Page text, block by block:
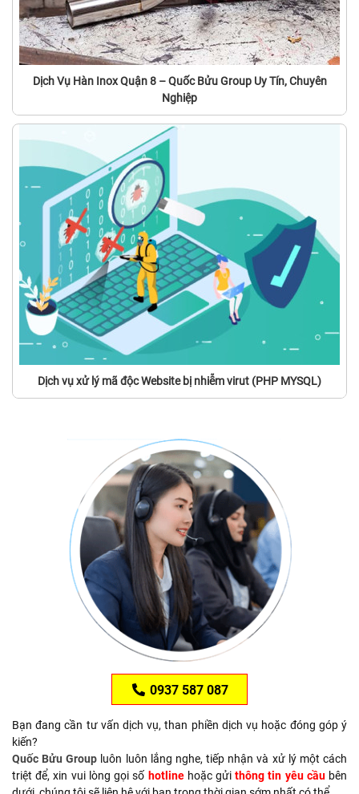
Dịch Vụ Hàn Inox Quận 8 – Quốc Bửu Group Uy Tín, Chuyên
Nghiệp
Dịch vụ xử lý mã độc Website bị nhiễm virut (PHP MYSQL)
0937 587 087
Bạn đang cần tư vấn dịch vụ, than phiền dịch vụ hoặc đóng góp ý
kiến?
Quốc Bửu Group luôn luôn lắng nghe, tiếp nhận và xử lý một cách
triệt để, xin vui lòng gọi số hotlinehoặc gửithông tin yêu cầubên